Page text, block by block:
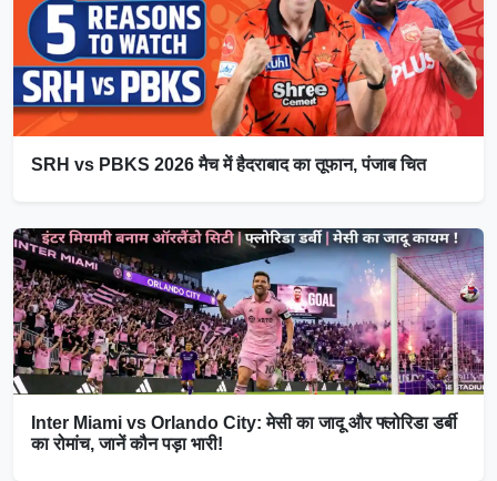
SRH vs PBKS 2026 मैच में हैदराबाद का तूफान, पंजाब चित
Inter Miami vs Orlando City: मेसी का जादू और फ्लोरिडा डर्बी
का रोमांच, जानें कौन पड़ा भारी!